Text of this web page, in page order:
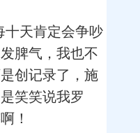
天肯定会争吵
脾气，我也不
创记录了，施
笑笑说我罗
！